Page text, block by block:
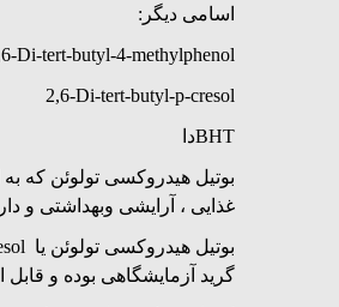
اسامی دیگر:
Di-tert-butyl-4-methylphenol
2,6-Di-tert-butyl-p-cresol
داBHT
غذایی ، آرایشی وبهداشتی و
گرید آزمایشگاهی بوده و